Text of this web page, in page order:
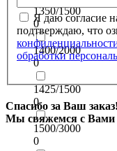
1350/1500
0
1400/2000
0
1425/1500
0
1500/3000
0
Я даю согласие
подтверждаю, что
обработки
Спасибо за Ваш заказ!
Мы свяжемся с Вами